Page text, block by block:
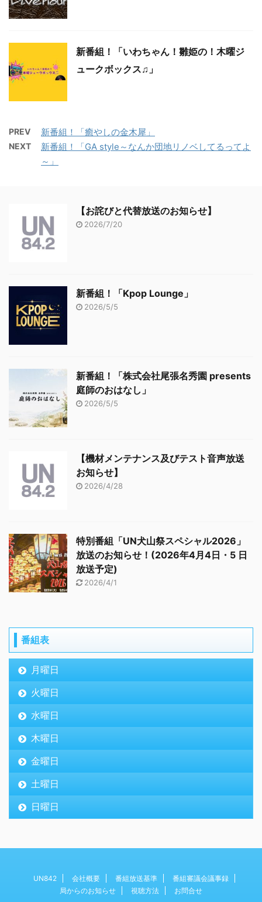
新番組！「いわちゃん！雛姫の！木曜ジ
ュークボックス♫」
PREV 新番組！「癒やしの金木犀」
NEXT
新番組！「GA style～なんか団地リノベしてるってよ
～」
【お詫びと代替放送のお知らせ】
2026/7/20
新番組！「Kpop Lounge」
2026/5/5
新番組！「株式会社尾張名秀園 presents
庭師のおはなし」
2026/5/5
【機材メンテナンス及びテスト音声放送
お知らせ】
2026/4/28
特別番組「UN犬山祭スペシャル2026」
放送のお知らせ！(2026年4月4日・5 日
放送予定)
2026/4/1
番組表
月曜日
火曜日
水曜日
木曜日
金曜日
土曜日
日曜日
UN842 会社概要 番組放送基準
番組審議会議事録
局からのお知らせ
視聴方法 お問合せ